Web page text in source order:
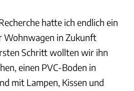
hatte ich endlich ein
Wohnwagen in Zukunft
Schritt wollten wir ihn
einen PVC-Boden in
mit Lampen, Kissen und